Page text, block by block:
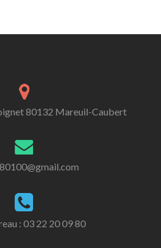
80132 Mareuil-Caubert
: 03 22 20 09 80